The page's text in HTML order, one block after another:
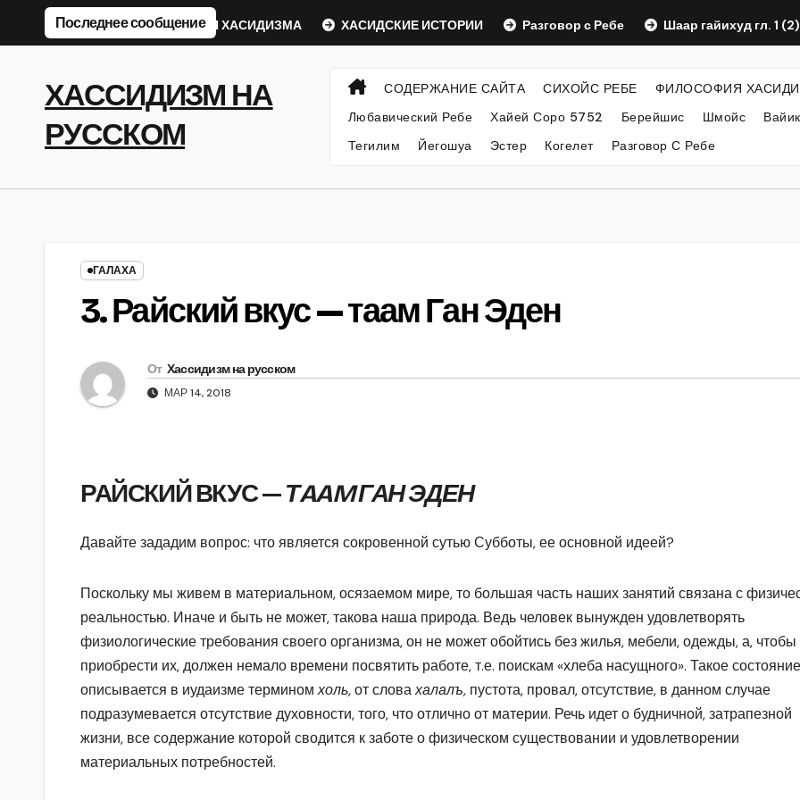
Перейти
Последнее сообщение
ФИЛОСОФИЯ ХАСИДИЗМА ХАСИДСКИЕ ИСТОРИИ Разговор с Ребе Шаар гайихуд гл. 1 (2)
ХАССИДИЗМ НА
РУССКОМ
СОДЕРЖАНИЕ САЙТА СИХОЙС РЕБЕ ФИЛОСОФИЯ
Любавический Ребе
Хайей Соро 5752 Берейшис Шмойс
Тегилим
Йегошуа Эстер Когелет Разговор С Ребе
ГАЛАХА
3. Райский вкус — таам Ган Эден
От Хассидизм на русском
МАР 14, 2018
РАЙСКИЙ ВКУС —ТAAM ГАН ЭДЕН
Давайте зададим вопрос: что является сокровенной сутью Субботы, ее основной идеей?
Поскольку мы живем в материальном, осязаемом мире, то большая часть наших занятий связана с
реальностью. Иначе и быть не может, такова наша природа. Ведь человек вынужден удовлетворять
физиологические требования своего организма, он не может обойтись без жилья, мебели, одежды, а, чтобы
приобрести их, должен немало времени посвятить работе, т.е. поискам «хлеба насущного». Такое состояние
описывается в иудаизме терминомхоль,от словахалалъ, пустота, провал, отсутствие, в данном случае
подразумевается отсутствие духовности, того, что отлично от материи. Речь идет о будничной, затрапезной
жизни, все содержание которой сводится к заботе о физическом существовании и удовлетворении
материальных потребностей.